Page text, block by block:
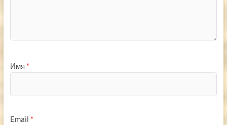
Имя *
Email *